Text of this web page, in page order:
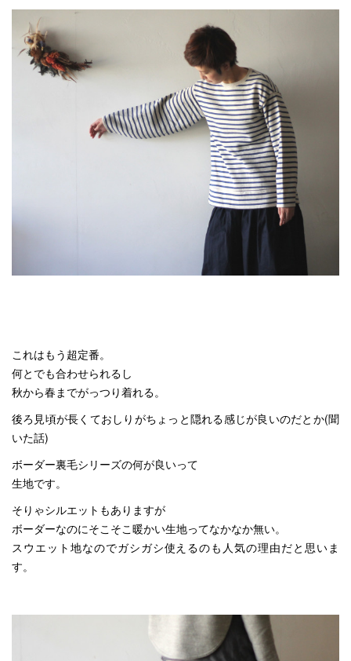
これはもう超定番。
何とでも合わせられるし
秋から春までがっつり着れる。
後ろ見頃が長くておしりがちょっと隠れる感じが良いのだとか(聞
いた話)
ボーダー裏毛シリーズの何が良いって
生地です。
そりゃシルエットもありますが
ボーダーなのにそこそこ暖かい生地ってなかなか無い。
スウエット地なのでガシガシ使えるのも人気の理由だと思いま
す。